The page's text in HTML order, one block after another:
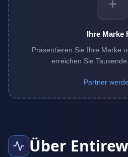
+
Ihre Marke
Präsentieren Sie Ihre Marke
erreichen Sie
Partner
Über